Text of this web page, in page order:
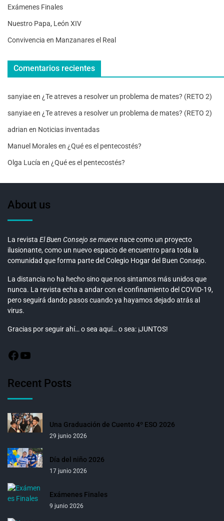
Exámenes Finales
Nuestro Papa, León XIV
Convivencia en Manzanares el Real
Comentarios recientes
sanyiaeen ¿Te atreves a resolver un problema de mates? (RETO 2)
sanyiaeen ¿Te atreves a resolver un problema de mates? (RETO 2)
adrian en Noticias inventadas
Manuel Moralesen ¿Qué es el pentecostés?
Olga Lucía en ¿Qué es el pentecostés?
About us
La revista El Buen Consejo se mueve nace como un proyecto
ilusionante, como un nuevo espacio de encuentro para toda la
comunidad que forma parte del Colegio Hogar del Buen Consejo.
La distancia no ha hecho sino que nos sintamos más unidos que
nunca. La revista echa a andar con el confinamiento del COVID-19,
pero seguirá dando pasos cuando ya hayamos dejado atrás al
virus.
Gracias por seguir ahí… o sea aquí… o sea: ¡JUNTOS!
Recent Posts
Una Graduación de Cuento 4º ESO 2026
29 junio 2026
Día del niño 2026
17 junio 2026
Exámenes Finales
9 junio 2026